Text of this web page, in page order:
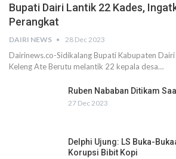
Bupati Dairi Lantik 22 Kades,
Perangkat
DAIRI NEWS 28 Dec 2023
Dairinews.co-Sidikalang Bupati Kabupaten
Keleng Ate Berutu melantik 22 kepala desa…
Ruben Nababan Ditikam
27 Dec 2023
Delphi Ujung: LS Buka-
Korupsi Bibit Kopi